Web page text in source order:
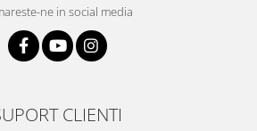
ne in social media
CLIENTI